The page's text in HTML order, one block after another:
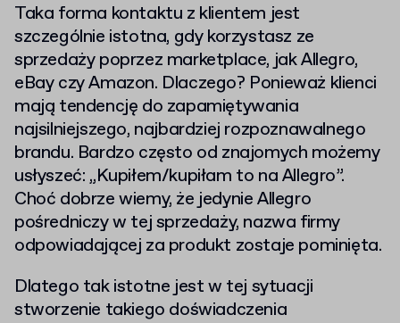
Taka forma kontaktu z klientem jest
szczególnie istotna, gdy korzystasz ze
sprzedaży poprzez marketplace, jak Allegro,
eBay czy Amazon. Dlaczego? Ponieważ klienci
mają tendencję do zapamiętywania
najsilniejszego, najbardziej rozpoznawalnego
brandu. Bardzo często od znajomych możemy
usłyszeć: „Kupiłem/kupiłam to na Allegro”.
Choć dobrze wiemy, że jedynie Allegro
pośredniczy w tej sprzedaży, nazwa firmy
odpowiadającej za produkt zostaje pominięta.
Dlatego tak istotne jest w tej sytuacji
stworzenie takiego doświadczenia